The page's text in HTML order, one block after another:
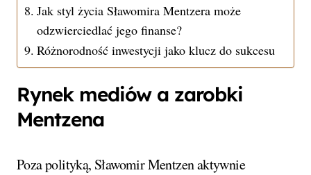
Jak styl życia Sławomira Mentzera może
odzwierciedlać jego finanse?
Różnorodność inwestycji jako klucz do sukcesu
Rynek mediów a zarobki
Mentzena
Poza polityką, Sławomir Mentzen aktywnie